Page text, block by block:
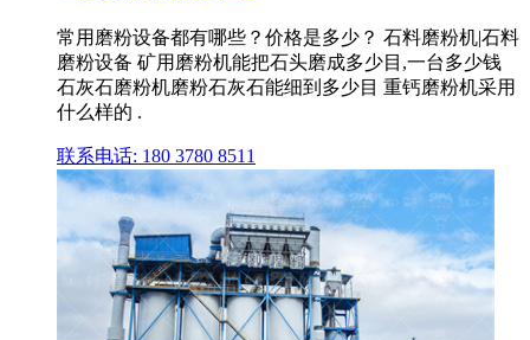
常用磨粉设备都有哪些？价格是多少？ 石料磨粉机|石料
磨粉设备 矿用磨粉机能把石头磨成多少目,一台多少钱
石灰石磨粉机磨粉石灰石能细到多少目 重钙磨粉机采用
什么样的 .
联系电话: 180 3780 8511